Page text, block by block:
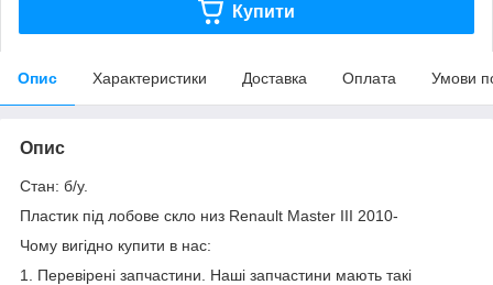
Купити
Опис Характеристики Доставка Оплата Умови
Опис
Стан: б/у.
Пластик під лобове скло низ Renault Master III 2010-
Чому вигідно купити в нас:
1. Перевірені запчастини. Наші запчастини мають такі